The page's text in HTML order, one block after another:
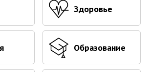
МО г. Партизанск
заместитель главы
главы администрации
бухгалтерского учёта
Здоровье
Образование